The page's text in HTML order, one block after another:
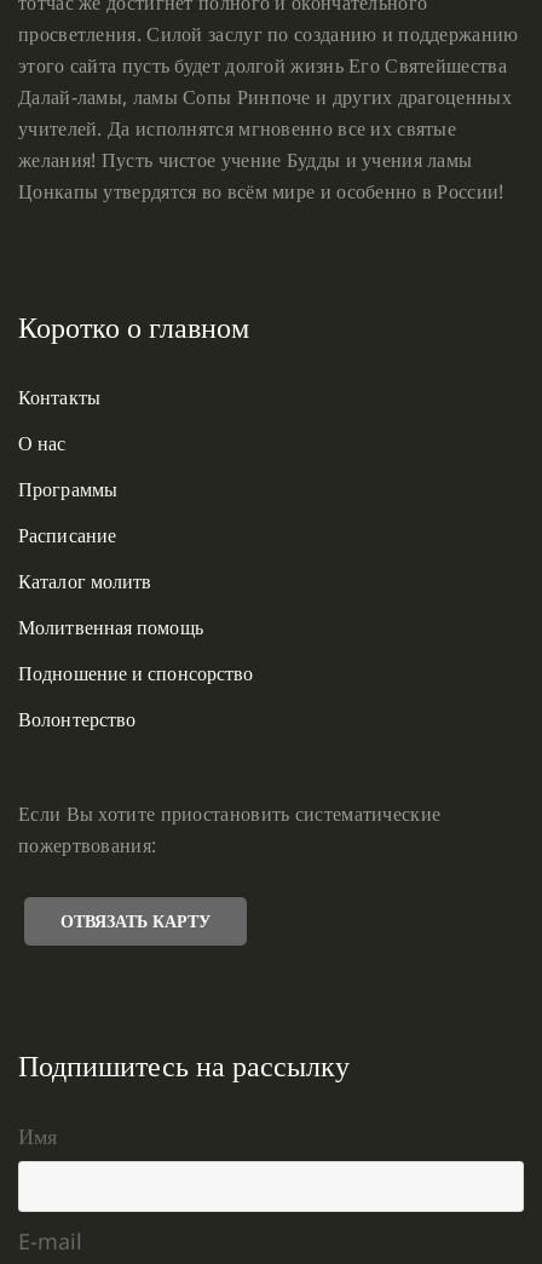
просветления. Силой заслуг по созданию и поддержанию
этого сайта пусть будет долгой жизнь Его Святейшества
Далай-ламы, ламы Сопы Ринпоче и других драгоценных
учителей. Да исполнятся мгновенно все их святые
желания! Пусть чистое учение Будды и учения ламы
Цонкапы утвердятся во всём мире и особенно в России!
Коротко о главном
Контакты
О нас
Программы
Расписание
Каталог молитв
Молитвенная помощь
Подношение и спонсорство
Волонтерство
Если Вы хотите приостановить систематические
пожертвования:
ОТВЯЗАТЬ КАРТУ
Подпишитесь на рассылку
Имя
E-mail